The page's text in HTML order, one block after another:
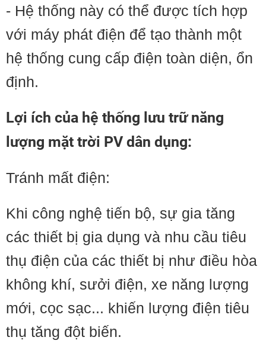
- Hệ thống này có thể được tích hợp
với máy phát điện để tạo thành một
hệ thống cung cấp điện toàn diện, ổn
định.
Lợi ích của hệ thống lưu trữ năng
lượng mặt trời PV dân dụng:
Tránh mất điện:
Khi công nghệ tiến bộ, sự gia tăng
các thiết bị gia dụng và nhu cầu tiêu
thụ điện của các thiết bị như điều hòa
không khí, sưởi điện, xe năng lượng
mới, cọc sạc... khiến lượng điện tiêu
thụ tăng đột biến.